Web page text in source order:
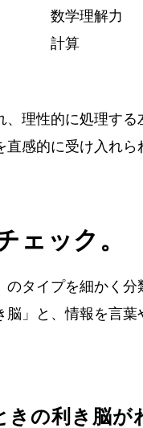
数学理解力
計算
理性的に処理す
感的に受け入れら
ェック。
タイプを細かく
」と、情報を言
きの利き脳が